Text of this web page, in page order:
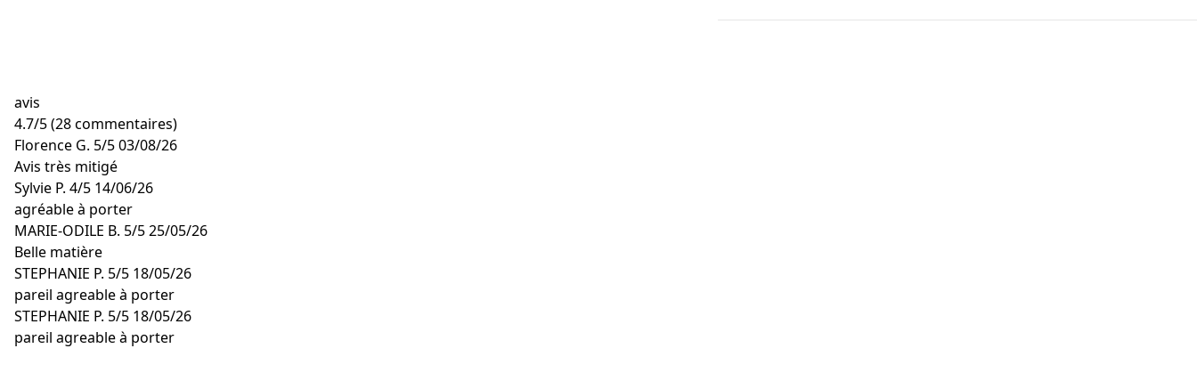
avis
4.7/5(28 commentaires)
Florence G. 5/503/08/26
Avis très mitigé
Sylvie P. 4/5 14/06/26
agréable à porter
MARIE-ODILE B. 5/525/05/26
Belle matière
STEPHANIE P. 5/5 18/05/26
pareil agreable à porter
STEPHANIE P. 5/5 18/05/26
pareil agreable à porter